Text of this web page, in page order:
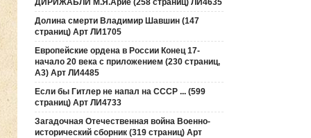
ДИРИЖАБЛИ М.Я.Арие (258 страниц) ЛИ4635
Долина смерти Владимир Шавшин (147
страниц) Арт ЛИ1705
Европейские ордена в России Конец 17-
начало 20 века с приложением (230 страниц,
А3) Арт ЛИ4485
Если бы Гитлер не напал на СССР ... (599
страниц) Арт ЛИ4733
Загадочная Отечественная война Военно-
исторический сборник (319 страниц) Арт